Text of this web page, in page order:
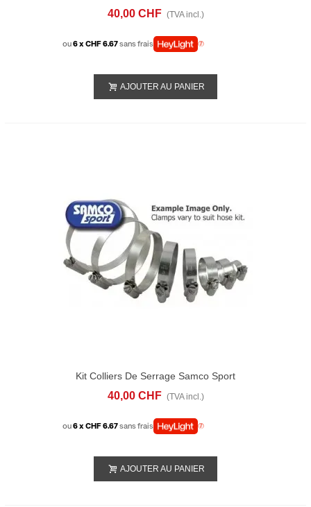
YAM-29
40,00 CHF (TVA incl.)
ou6 x CHF 6.67sans frais
AJOUTER AU PANIER
Kit Colliers De Serrage Samco Sport
CKYAM73
40,00 CHF (TVA incl.)
ou6 x CHF 6.67sans frais
AJOUTER AU PANIER